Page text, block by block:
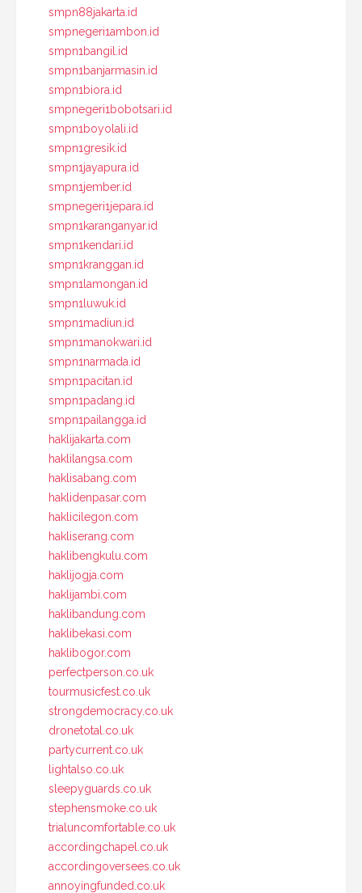
smpn88jakarta.id
smpnegeri1ambon.id
smpn1bangil.id
smpn1banjarmasin.id
smpn1biora.id
smpnegeri1bobotsari.id
smpn1boyolali.id
smpn1gresik.id
smpn1jayapura.id
smpn1jember.id
smpnegeri1jepara.id
smpn1karanganyar.id
smpn1kendari.id
smpn1kranggan.id
smpn1lamongan.id
smpn1luwuk.id
smpn1madiun.id
smpn1manokwari.id
smpn1narmada.id
smpn1pacitan.id
smpn1padang.id
smpn1pailangga.id
haklijakarta.com
haklilangsa.com
haklisabang.com
haklidenpasar.com
haklicilegon.com
hakliserang.com
haklibengkulu.com
haklijogja.com
haklijambi.com
haklibandung.com
haklibekasi.com
haklibogor.com
perfectperson.co.uk
tourmusicfest.co.uk
strongdemocracy.co.uk
dronetotal.co.uk
partycurrent.co.uk
lightalso.co.uk
sleepyguards.co.uk
stephensmoke.co.uk
trialuncomfortable.co.uk
accordingchapel.co.uk
accordingoversees.co.uk
annoyingfunded.co.uk